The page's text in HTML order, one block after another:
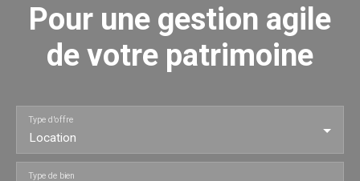
Pour une gestion agile
de votre patrimoine
Location
Type d'offre
Type de bien